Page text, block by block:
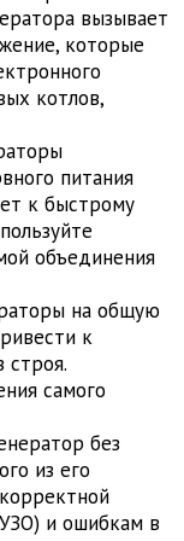
вызывает
которые
котлов,
питания
к быстрому
объединения
на общую
к
строя.
самого
без
из его
и ошибкам в